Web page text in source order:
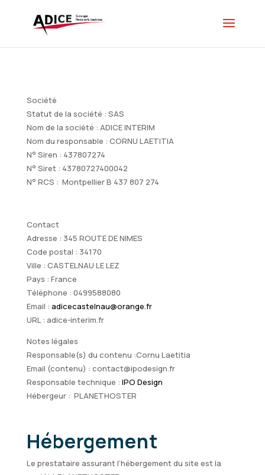
Société
Statut de la société : SAS
Nom de la société : ADICE INTERIM
Nom du responsable : CORNU LAETITIA
N° Siren : 437807274
N° Siret : 43780727400042
N° RCS : Montpellier B 437 807 274
Contact
Adresse : 345 ROUTE DE NIMES
Code postal : 34170
Ville : CASTELNAU LE LEZ
Pays : France
Téléphone : 0499588080
Email : adicecastelnau@orange.fr
URL : adice-interim.fr
Notes légales
Responsable(s) du contenu :Cornu Laetitia
Email (contenu) : contact@ipodesign.fr
Responsable technique : IPO Design
Hébergeur : PLANETHOSTER
Hébergement
Le prestataire assurant l’hébergement du site est la